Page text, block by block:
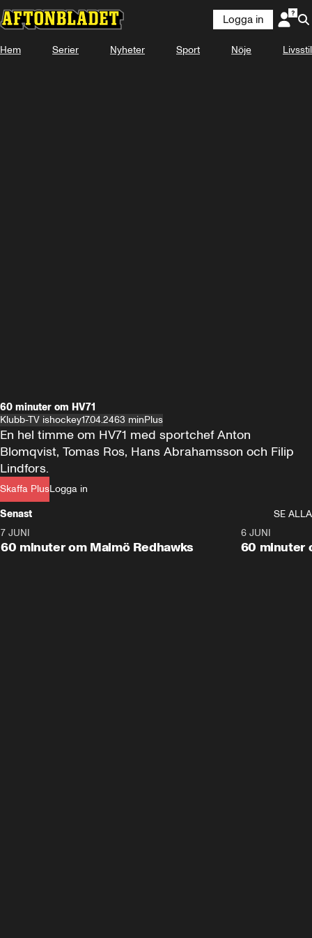
Logga in
Hem Serier Nyheter Sport Nöje Livsstil
60 minuter om HV71
Klubb-TV ishockey17.04.2463 minPlus
Skaffa PlusLogga in
En hel timme om HV71 med sportchef Anton
Blomqvist, Tomas Ros, Hans Abrahamsson och Filip
Lindfors.
Senast
SE ALLA
Plus
7 JUNI
60 minuter om Malmö Redhawks
6 JUNI
60 minuter